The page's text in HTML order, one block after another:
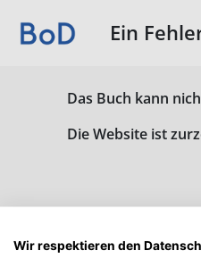
Ein
Das Buch kann
Die Website ist
Wir respektieren den